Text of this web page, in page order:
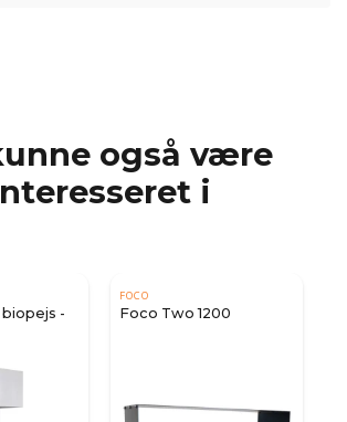
også være
i
-
FOCO
Foco Two 1200